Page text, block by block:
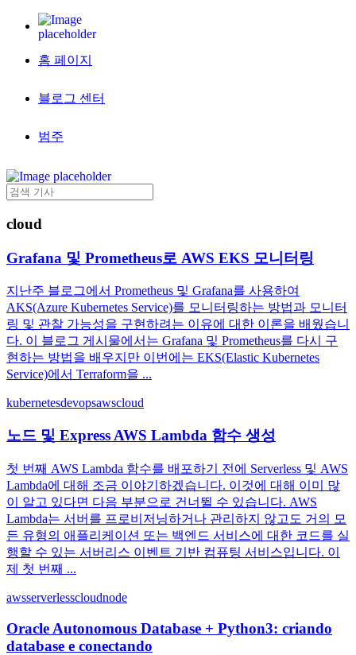
홈 페이지
블로그 센터
범주
cloud
Grafana 및 Prometheus로 AWS EKS 모니터링
지난주 블로그에서 Prometheus 및 Grafana를 사용하여
AKS(Azure Kubernetes Service)를 모니터링하는 방법과 모니터
링 및 관찰 가능성을 구현하려는 이유에 대한 이론을 배웠습니
다. 이 블로그 게시물에서는 Grafana 및 Prometheus를 다시 구
현하는 방법을 배우지만 이번에는 EKS(Elastic Kubernetes
Service)에서 Terraform을 ...
kubernetesdevopsawscloud
노드 및 Express AWS Lambda 함수 생성
첫 번째 AWS Lambda 함수를 배포하기 전에 Serverless 및 AWS
Lambda에 대해 조금 이야기하겠습니다. 이것에 대해 이미 많
이 알고 있다면 다음 부분으로 건너뛸 수 있습니다. AWS
Lambda는 서버를 프로비저닝하거나 관리하지 않고도 거의 모
든 유형의 애플리케이션 또는 백엔드 서비스에 대한 코드를 실
행할 수 있는 서버리스 이벤트 기반 컴퓨팅 서비스입니다. 이
제 첫 번째 ...
awsserverlesscloudnode
Oracle Autonomous Database + Python3: criando
database e conectando